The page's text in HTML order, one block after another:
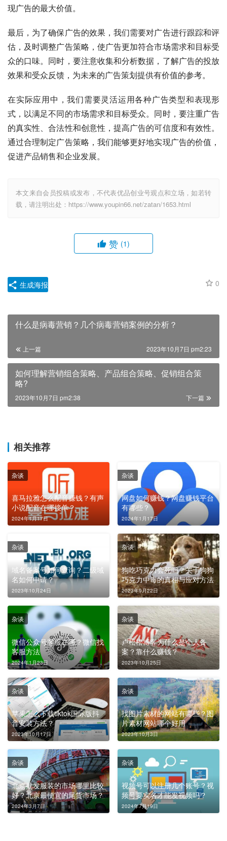
现广告的最大价值。
最后，为了确保广告的效果，我们需要对广告进行跟踪和评
估，及时调整广告策略，使广告更加符合市场需求和目标受
众的口味。同时，要注意收集和分析数据，了解广告的投放
效果和受众反馈，为未来的广告策划提供有价值的参考。
在实际应用中，我们需要灵活运用各种广告类型和表现形
式，以满足不同的市场需求和目标受众。同时，要注重广告
的真实性、合法性和创意性，提高广告的可信度和有效性。
通过合理制定广告策略，我们能够更好地实现广告的价值，
促进产品销售和企业发展。
本文来自会员投稿或发布，不代表优品创业号观点和立场，如若转
载，请注明出处：https://www.youpin66.net/zatan/1653.html
赞 (1)
0
生成海报
什么是病毒营销？几个病毒营销案例的分析？
上一篇 2023年10月7日 pm2:23
如何理解营销组合策略、产品组合策略、促销组合策
略?
下一篇
2023年10月7日 pm2:38
相关推荐
喜马拉雅怎么配音赚钱？有声
小说配音在哪接单？
2024年1月17日
杂谈
网盘如何赚钱？网盘赚钱平台
有哪些？
2024年1月17日
杂谈
域名备案号如何查询？二级域
名如何申请？
2023年10月24日
杂谈
狗吃巧克力会死吗？关于狗狗
巧克力中毒的真相与应对方法
2023年9月22日
杂谈
微信公众号客服在哪？微信找
客服方法
2024年1月23日
杂谈
卢松松博客为什么是个人备
案？靠什么赚钱？
2023年10月25日
杂谈
苹果怎么下载tiktok国际版抖
音安装方法？
2023年10月17日
杂谈
找图片素材的网站有哪些？图
片素材网站哪个好用
2023年10月3日
杂谈
北京批发服装的市场哪里比较
好？北京最便宜的尾货市场？
2024年3月7日
杂谈
视频号可以注册几个账号？视
频号要实名才能发视频吗？
2024年7月19日
杂谈